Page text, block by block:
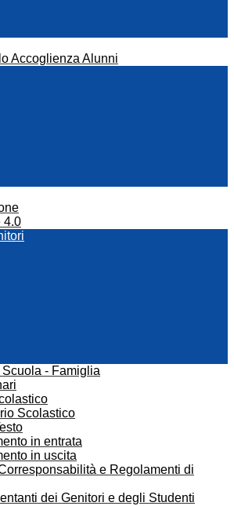
Accoglienza Alunni
4.0
- Famiglia
Scolastico
in entrata
in uscita
e Regolamenti di
dei Genitori e degli Studenti